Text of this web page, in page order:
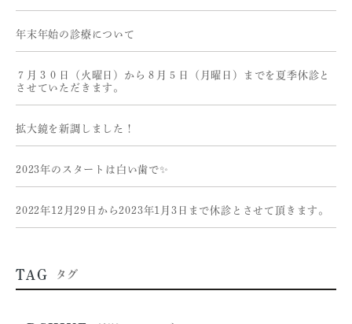
年末年始の診療について
７月３０日（火曜日）から８月５日（月曜日）までを夏季休診と
させていただきます。
拡大鏡を新調しました！
2023年のスタートは白い歯で✨
2022年12月29日から2023年1月3日まで休診とさせて頂きます。
TAG タグ